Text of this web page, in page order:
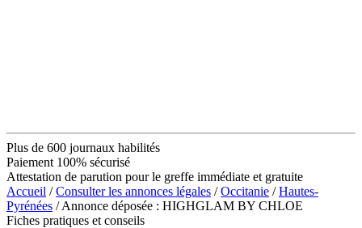
Plus de 600 journaux habilités
Paiement 100% sécurisé
Attestation de parution pour le greffe immédiate et gratuite
Accueil /Consulter les annonces légales /Occitanie /Hautes-
Pyrénées / Annonce déposée : HIGHGLAM BY CHLOE
Fiches pratiques et conseils